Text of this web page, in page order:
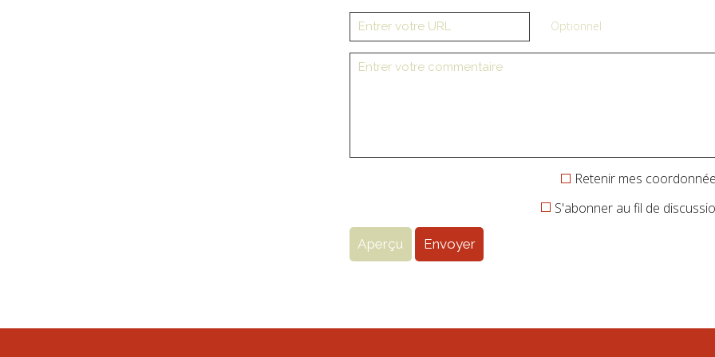
Optionnel
Retenir mes
S'abonner au fil de